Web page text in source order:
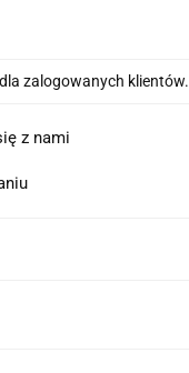
zalogowanych klientów.
z nami